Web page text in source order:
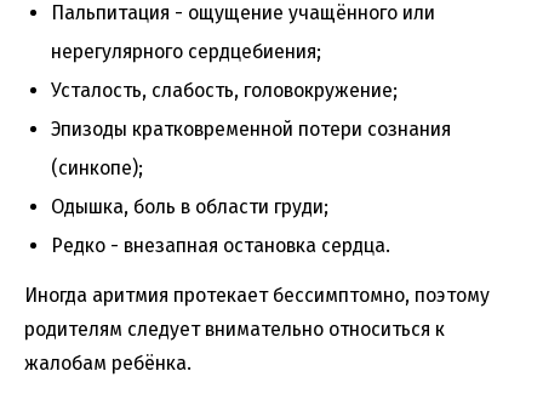
Пальпитация - ощущение учащённого или
нерегулярного сердцебиения;
Усталость, слабость, головокружение;
Эпизоды кратковременной потери сознания
(синкопе);
Одышка, боль в области груди;
Редко - внезапная остановка сердца.
Иногда аритмия протекает бессимптомно, поэтому
родителям следует внимательно относиться к
жалобам ребёнка.